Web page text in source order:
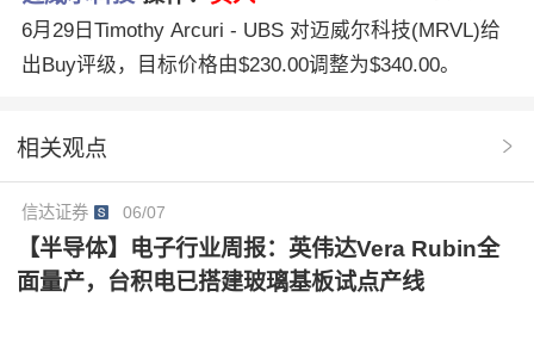
6月29日Timothy Arcuri - UBS 对迈威尔科技(MRVL)给
出Buy评级，目标价格由$230.00调整为$340.00。
相关观点
信达证券 06/07
【半导体】电子行业周报：英伟达Vera Rubin全
面量产，台积电已搭建玻璃基板试点产线